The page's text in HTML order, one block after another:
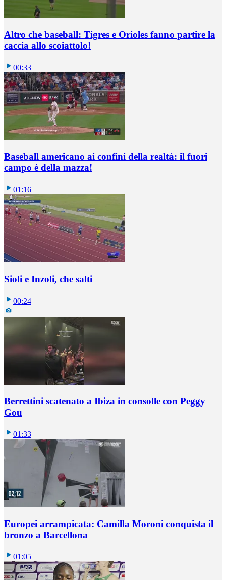
Altro che baseball: Tigres e Orioles fanno partire la
caccia allo scoiattolo!
00:33
Baseball americano ai confini della realtà: il fuori
campo è della mazza!
01:16
Sioli e Inzoli, che salti
00:24
Berrettini scatenato a Ibiza in consolle con Peggy
Gou
01:33
Europei arrampicata: Camilla Moroni conquista il
bronzo a Barcellona
01:05